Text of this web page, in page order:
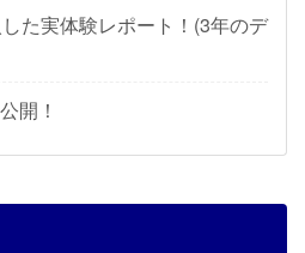
した実体験レポート！(3年のデ
開！